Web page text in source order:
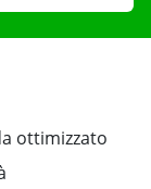
ottimizzato